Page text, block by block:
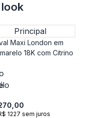
Maxi London em
18K com Citrino
1227 sem juros